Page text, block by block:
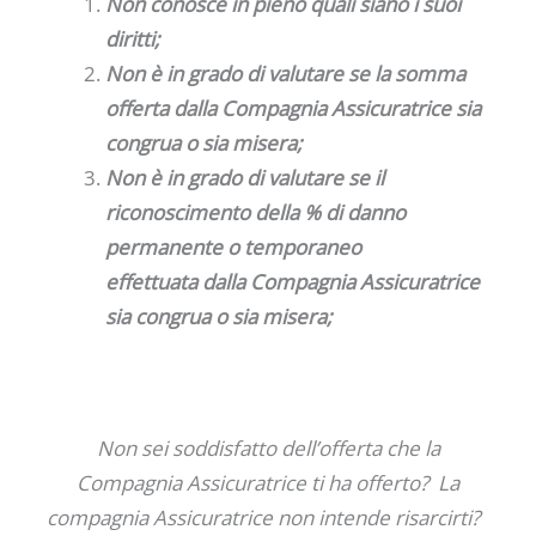
diritti;
Non è in grado di valutare se la somma
offerta dalla Compagnia Assicuratrice sia
congrua o sia misera;
Non è in grado di valutare se il
riconoscimento della % di danno
permanente o temporaneo
effettuata dalla Compagnia Assicuratrice
sia congrua o sia misera;
Non sei soddisfatto dell’offerta che la
Compagnia Assicuratrice ti ha offerto? La
compagnia Assicuratrice non intende risarcirti?